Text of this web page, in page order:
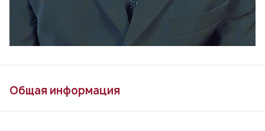
Общая информация